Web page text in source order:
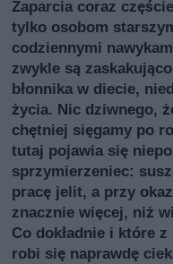
Zaparcia coraz
tylko osobom
codziennymi
zwykle są
błonnika w diecie,
życia. Nic dziwnego,
chętniej sięgamy po
tutaj pojawia się
sprzymierzeniec:
pracę jelit, a przy
znacznie więcej, niż
Co dokładnie i które
robi się naprawdę